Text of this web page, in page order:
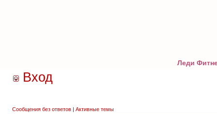
Леди
Вход
Сообщения без ответов | Активные темы